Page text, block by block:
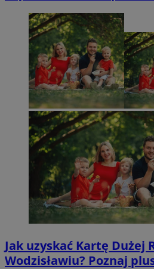
Jak uzyskać Kartę Dużej
Wodzisławiu? Poznaj